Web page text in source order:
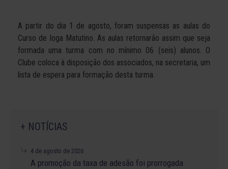
A partir do dia 1 de agosto, foram suspensas as aulas do
Curso de Ioga Matutino. As aulas retornarão assim que seja
formada uma turma com no mínimo 06 (seis) alunos. O
Clube coloca à disposição dos associados, na secretaria, um
lista de espera para formação desta turma.
+ NOTÍCIAS
4 de agosto de 2026
A promoção da taxa de adesão foi prorrogada